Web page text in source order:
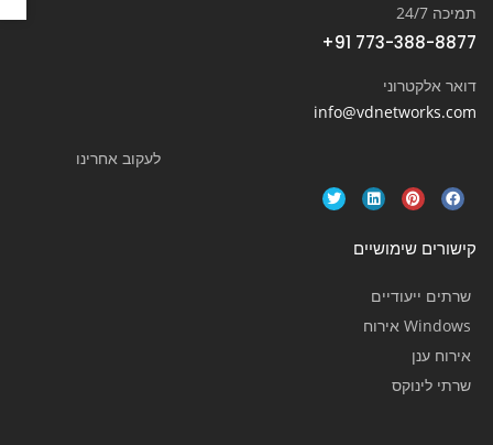
תמיכה 24/7
+91 773-388-8877
דואר אלקטרוני
info@vdnetworks.com
לעקוב אחרינו
קישורים שימושיים
שרתים ייעודיים
Windows אירוח
אירוח ענן
שרתי לינוקס